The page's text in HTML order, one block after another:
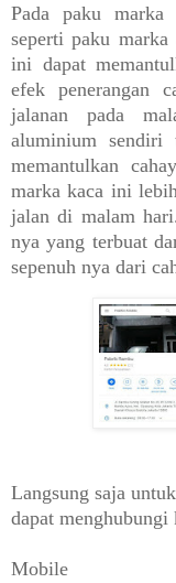
Pada paku
seperti paku
ini dapat
efek penerangan
jalanan pada
aluminium sendiri
memantulkan
marka kaca ini
jalan di malam
nya yang terbuat
sepenuh nya dari
Langsung saja
dapat
Mobile